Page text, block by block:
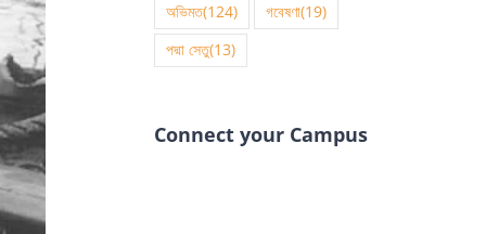
অভিমত(124) গবেষণা(19)
পদ্মা সেতু(13)
Connect your Campus